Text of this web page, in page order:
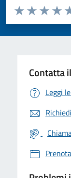
Valuta da 1 a 5 stelle
Valuta 3
Valuta 2
Valuta 1 stelle
Contatta
Leggi